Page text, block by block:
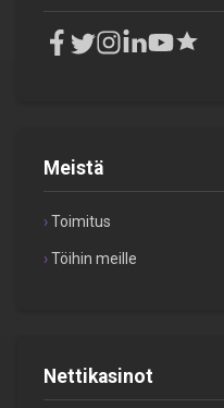
Meistä
Toimitus
Töihin meille
Nettikasinot